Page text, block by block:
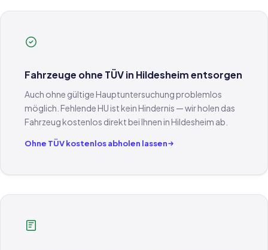
Fahrzeuge ohne TÜV in Hildesheim entsorgen
Auch ohne gültige Hauptuntersuchung problemlos
möglich. Fehlende HU ist kein Hindernis — wir holen das
Fahrzeug kostenlos direkt bei Ihnen in Hildesheim ab.
Ohne TÜV kostenlos abholen lassen